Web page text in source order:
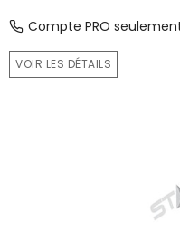
Compte PRO
VOIR LES DÉTAILS